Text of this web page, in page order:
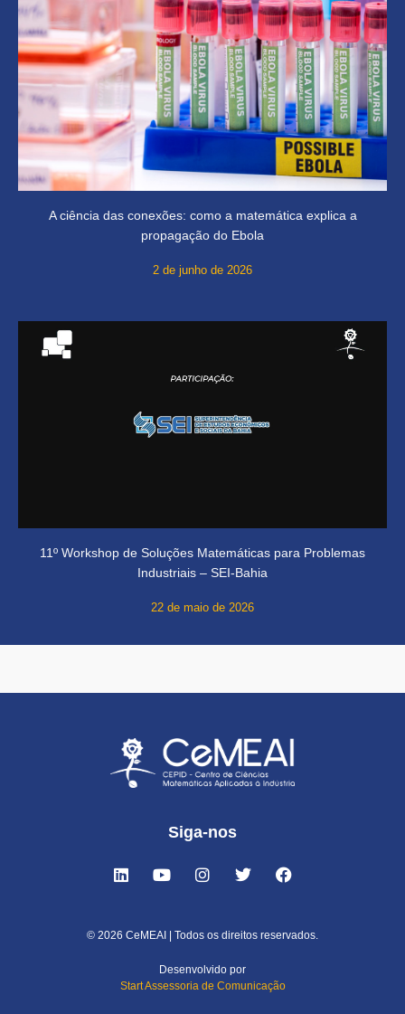
A ciência das conexões: como a matemática explica a
propagação do Ebola
2 de junho de 2026
11º Workshop de Soluções Matemáticas para Problemas
Industriais – SEI-Bahia
22 de maio de 2026
Siga-nos
© 2026 CeMEAI | Todos os direitos reservados.
Desenvolvido por
Start Assessoria de Comunicação